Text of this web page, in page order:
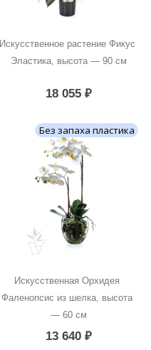
Искусственное растение Фикус
Эластика, высота — 90 см
18 055 ₽
Без запаха пластика
Искусственная Орхидея
Фаленопсис из шелка, высота
— 60 см
13 640 ₽